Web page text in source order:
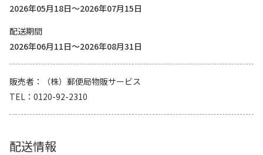
2026年05月18日～2026年07月15日
配送期間
2026年06月11日～2026年08月31日
販売者
（株）郵便局物販サービス
TEL
0120-92-2310
配送情報